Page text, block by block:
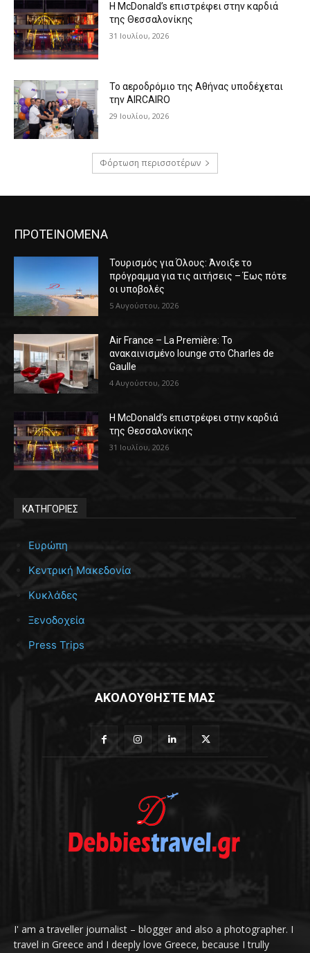
Η McDonald’s επιστρέφει στην καρδιά
της Θεσσαλονίκης
31 Ιουλίου, 2026
Το αεροδρόμιο της Αθήνας υποδέχεται
την AIRCAIRO
29 Ιουλίου, 2026
Φόρτωση περισσοτέρων
ΠΡΟΤΕΙΝΟΜΕΝΑ
Τουρισμός για Όλους: Άνοιξε το
πρόγραμμα για τις αιτήσεις – Έως πότε
οι υποβολές
5 Αυγούστου, 2026
Air France – La Première: Το
ανακαινισμένο lounge στο Charles de
Gaulle
4 Αυγούστου, 2026
Η McDonald’s επιστρέφει στην καρδιά
της Θεσσαλονίκης
31 Ιουλίου, 2026
ΚΑΤΗΓΟΡΙΕΣ
Ευρώπη
Κεντρική Μακεδονία
Κυκλάδες
Ξενοδοχεία
Press Trips
ΑΚΟΛΟΥΘΗΣΤΕ ΜΑΣ
I' am a traveller journalist – blogger and also a photographer. I
travel in Greece and I deeply love Greece, because I trully